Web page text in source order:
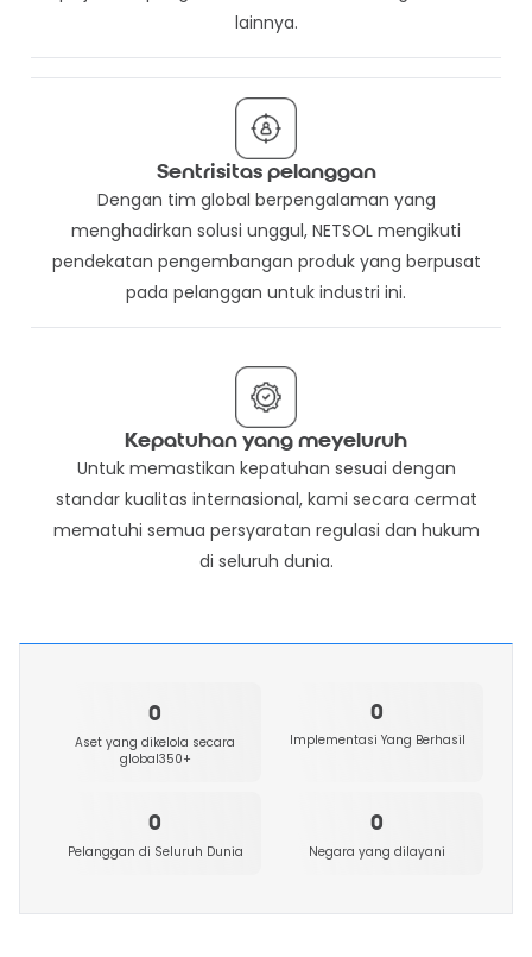
lainnya.
Sentrisitas pelanggan
Dengan tim global berpengalaman yang
menghadirkan solusi unggul, NETSOL mengikuti
pendekatan pengembangan produk yang berpusat
pada pelanggan untuk industri ini.
Kepatuhan yang meyeluruh
Untuk memastikan kepatuhan sesuai dengan
standar kualitas internasional, kami secara cermat
mematuhi semua persyaratan regulasi dan hukum
di seluruh dunia.
0
Aset yang dikelola secara
global350+
0
Implementasi Yang Berhasil
0
Pelanggan di Seluruh Dunia
0
Negara yang dilayani